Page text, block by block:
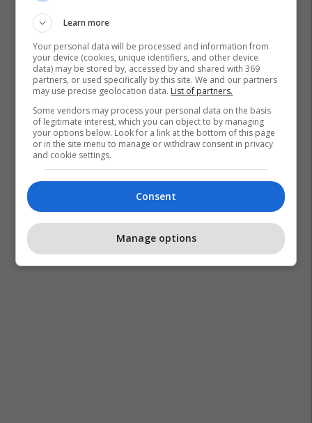
Learn more
Your personal data will be processed and information from
your device (cookies, unique identifiers, and other device
data) may be stored by, accessed by and shared with 369
partners, or used specifically by this site. We and our partners
may use precise geolocation data. List of partners.
Some vendors may process your personal data on the basis
of legitimate interest, which you can object to by managing
your options below. Look for a link at the bottom of this page
or in the site menu to manage or withdraw consent in privacy
and cookie settings.
Consent
Manage options